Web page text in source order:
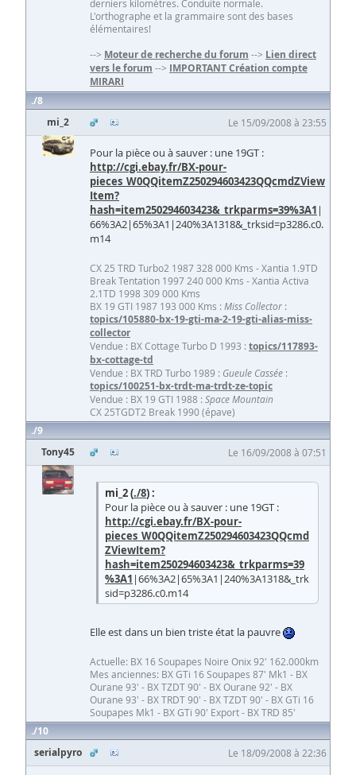
derniers kilomètres. Conduite normale.
L'orthographe et la grammaire sont des bases
élémentaires!
--> Moteur de recherche du forum --> Lien direct
vers le forum --> IMPORTANT Création compte
MIRARI
8
mi_2
Le 15/09/2008 à 23:55
Pour la pièce ou à sauver : une 19GT :
http://cgi.ebay.fr/BX-pour-
pieces_W0QQitemZ250294603423QQcmdZView
Item?
hash=item250294603423&_trkparms=39%3A1 |
66%3A2|65%3A1|240%3A1318&_trksid=p3286.c0.
m14
CX 25 TRD Turbo2 1987 328 000 Kms - Xantia 1.9TD
Break Tentation 1997 240 000 Kms - Xantia Activa
2.1TD 1998 309 000 Kms
BX 19 GTI 1987 193 000 Kms : Miss Collector :
topics/105880-bx-19-gti-ma-2-19-gti-alias-miss-
collector
Vendue : BX Cottage Turbo D 1993 : topics/117893-
bx-cottage-td
Vendue : BX TRD Turbo 1989 : Gueule Cassée :
topics/100251-bx-trdt-ma-trdt-ze-topic
Vendue : BX 19 GTI 1988 : Space Mountain
CX 25TGDT2 Break 1990 (épave)
9
Tony45
Le 16/09/2008 à 07:51
mi_2 (./8) :
Pour la pièce ou à sauver : une 19GT :
http://cgi.ebay.fr/BX-pour-
pieces_W0QQitemZ250294603423QQcmd
ZViewItem?
hash=item250294603423&_trkparms=39
%3A1 |66%3A2|65%3A1|240%3A1318&_trk
sid=p3286.c0.m14
Elle est dans un bien triste état la pauvre
Actuelle: BX 16 Soupapes Noire Onix 92' 162.000km
Mes anciennes: BX GTi 16 Soupapes 87' Mk1 - BX
Ourane 93' - BX TZDT 90' - BX Ourane 92' - BX
Ourane 93' - BX TRDT 90' - BX TZDT 90' - BX GTi 16
Soupapes Mk1 - BX GTi 90' Export - BX TRD 85'
10
serialpyro
Le 18/09/2008 à 22:36